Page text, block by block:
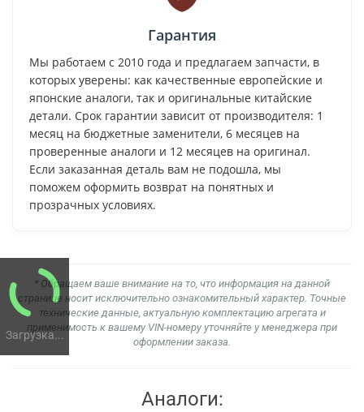
Загрузка...
Гарантия
Мы работаем с 2010 года и предлагаем запчасти, в
которых уверены: как качественные европейские и
японские аналоги, так и оригинальные китайские
детали. Срок гарантии зависит от производителя: 1
месяц на бюджетные заменители, 6 месяцев на
проверенные аналоги и 12 месяцев на оригинал.
Если заказанная деталь вам не подошла, мы
поможем оформить возврат на понятных и
прозрачных условиях.
* Обращаем ваше внимание на то, что информация на данной
странице носит исключительно ознакомительный характер. Точные
технические данные, актуальную комплектацию агрегата и
применимость к вашему VIN-номеру уточняйте у менеджера при
оформлении заказа.
Аналоги: